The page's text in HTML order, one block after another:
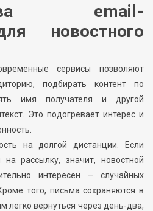
email-
новостного
сервисы позволяют
подбирать контент по
имя получателя и другой
Это подогревает интерес и
на долгой дистанции. Если
на рассылку, значит, новостной
интересен — случайных
того, письма сохраняются в
легко вернуться через день-два,